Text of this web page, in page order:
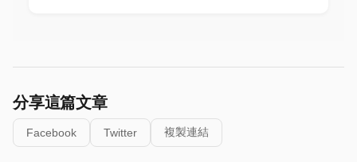
分享這篇文章
Facebook Twitter 複製連結